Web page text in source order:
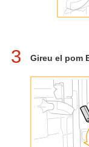
3 Gireu el pom